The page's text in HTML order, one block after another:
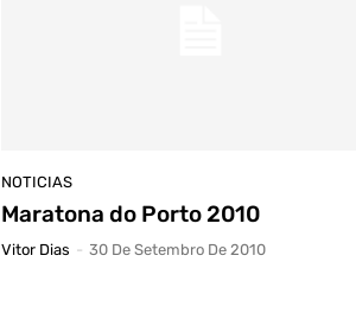
NOTICIAS
Maratona do Porto 2010
Vitor Dias - 30 De Setembro De 2010